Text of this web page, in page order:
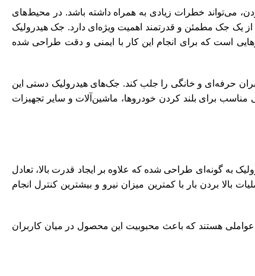
می‌تواند خطرات زیادی به همراه داشته باشد. در محیط‌های
یک جک مطمئن و قدرتمند اهمیت ویژه‌ای دارد. جک هیدرولیک
است که برای انجام این کار با ایمنی و دقت طراحی شده
حرفه‌ای و خانگی را جلب کند. جک‌های هیدرولیک دستی این
مناسب برای بلند کردن خودروها، ماشین‌آلات و سایر تجهیزات
به گونه‌ای طراحی شده که علاوه بر ایجاد قدرت بالا، تعادل
بردن بار با کمترین میزان نیرو و بیشترین کنترل انجام
هستند که باعث محبوبیت این محصول در میان کاربران